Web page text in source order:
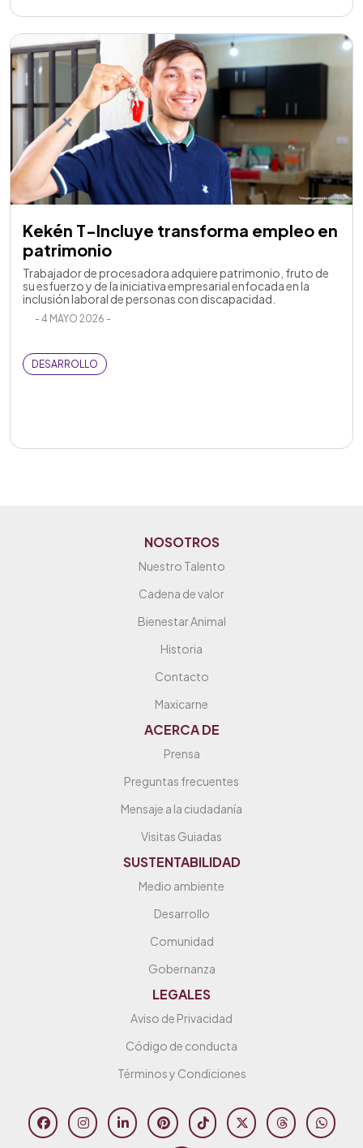
Kekén T-Incluye transforma empleo en
patrimonio
Trabajador de procesadora adquiere patrimonio, fruto de
su esfuerzo y de la iniciativa empresarial enfocada en la
inclusión laboral de personas con discapacidad.
- 4 MAYO 2026 -
DESARROLLO
NOSOTROS
Nuestro Talento
Cadena de valor
Bienestar Animal
Historia
Contacto
Maxicarne
ACERCA DE
Prensa
Preguntas frecuentes
Mensaje a la ciudadanía
Visitas Guiadas
SUSTENTABILIDAD
Medio ambiente
Desarrollo
Comunidad
Gobernanza
LEGALES
Aviso de Privacidad
Código de conducta
Términos y Condiciones